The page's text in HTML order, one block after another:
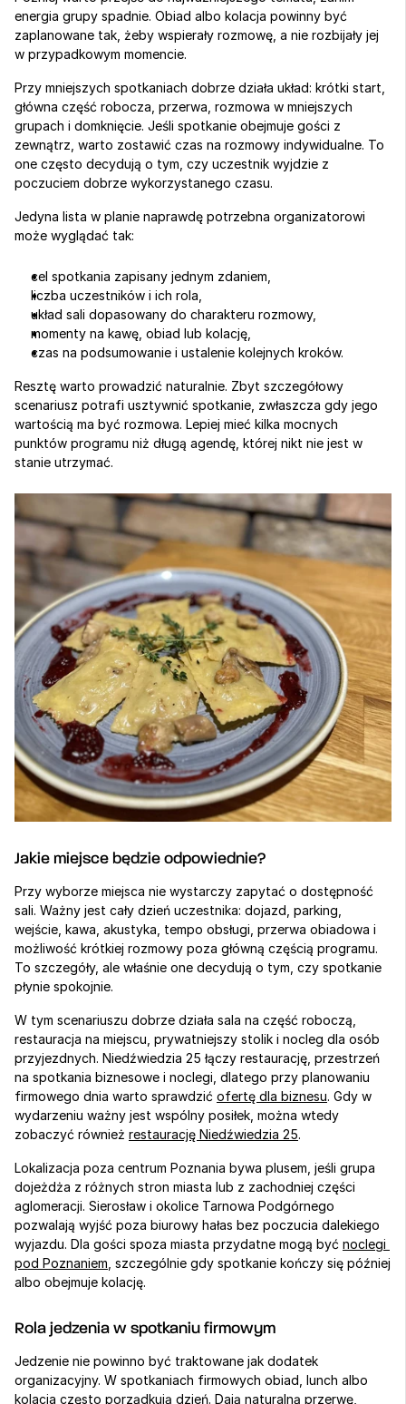
energia grupy spadnie. Obiad albo kolacja powinny być
zaplanowane tak, żeby wspierały rozmowę, a nie rozbijały jej
w przypadkowym momencie.
Przy mniejszych spotkaniach dobrze działa układ: krótki start,
główna część robocza, przerwa, rozmowa w mniejszych
grupach i domknięcie. Jeśli spotkanie obejmuje gości z
zewnątrz, warto zostawić czas na rozmowy indywidualne. To
one często decydują o tym, czy uczestnik wyjdzie z
poczuciem dobrze wykorzystanego czasu.
Jedyna lista w planie naprawdę potrzebna organizatorowi
może wyglądać tak:
cel spotkania zapisany jednym zdaniem,
liczba uczestników i ich rola,
układ sali dopasowany do charakteru rozmowy,
momenty na kawę, obiad lub kolację,
czas na podsumowanie i ustalenie kolejnych kroków.
Resztę warto prowadzić naturalnie. Zbyt szczegółowy
scenariusz potrafi usztywnić spotkanie, zwłaszcza gdy jego
wartością ma być rozmowa. Lepiej mieć kilka mocnych
punktów programu niż długą agendę, której nikt nie jest w
stanie utrzymać.
Jakie miejsce będzie odpowiednie?
Przy wyborze miejsca nie wystarczy zapytać o dostępność
sali. Ważny jest cały dzień uczestnika: dojazd, parking,
wejście, kawa, akustyka, tempo obsługi, przerwa obiadowa i
możliwość krótkiej rozmowy poza główną częścią programu.
To szczegóły, ale właśnie one decydują o tym, czy spotkanie
płynie spokojnie.
W tym scenariuszu dobrze działa sala na część roboczą,
restauracja na miejscu, prywatniejszy stolik i nocleg dla osób
przyjezdnych. Niedźwiedzia 25 łączy restaurację, przestrzeń
na spotkania biznesowe i noclegi, dlatego przy planowaniu
firmowego dnia warto sprawdzić ofertę dla biznesu. Gdy w
wydarzeniu ważny jest wspólny posiłek, można wtedy
zobaczyć również restaurację Niedźwiedzia 25.
Lokalizacja poza centrum Poznania bywa plusem, jeśli grupa
dojeżdża z różnych stron miasta lub z zachodniej części
aglomeracji. Sierosław i okolice Tarnowa Podgórnego
pozwalają wyjść poza biurowy hałas bez poczucia dalekiego
wyjazdu. Dla gości spoza miasta przydatne mogą być noclegi
pod Poznaniem , szczególnie gdy spotkanie kończy się później
albo obejmuje kolację.
Rola jedzenia w spotkaniu firmowym
Jedzenie nie powinno być traktowane jak dodatek
organizacyjny. W spotkaniach firmowych obiad, lunch albo
kolacja często porządkują dzień. Dają naturalną przerwę,